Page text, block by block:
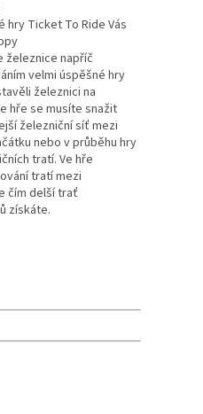
hry Ticket To Ride Vás
železnice napříč
velmi úspěšné hry
železnici na
hře se musíte snažit
železniční síť mezi
nebo v průběhu hry
tratí. Ve hře
tratí mezi
čím delší trať
získáte.